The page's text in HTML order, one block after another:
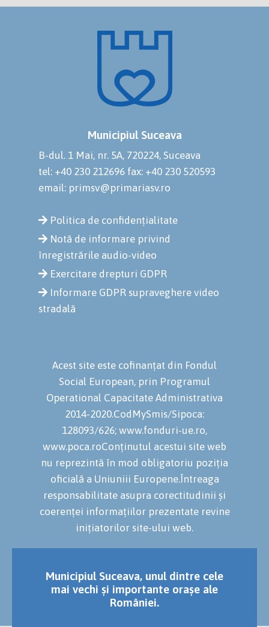
Municipiul Suceava
B-dul. 1 Mai, nr. 5A, 720224, Suceava
tel: +40 230 212696 fax: +40 230 520593
email: primsv@primariasv.ro
Politica de confidențialitate
Notă de informare privind
înregistrările audio-video
Exercitare drepturi GDPR
Informare GDPR supraveghere video
stradală
Acest site este cofinanțat din Fondul
Social European, prin Programul
Operational Capacitate Administrativa
2014-2020.CodMySmis/Sipoca:
128093/626; www.fonduri-ue.ro,
www.poca.roConținutul acestui site web
nu reprezintă în mod obligatoriu poziția
oficială a Uniuniii Europene.Întreaga
responsabilitate asupra corectitudinii și
coerenței informațiilor prezentate revine
inițiatorilor site-ului web.
Municipiul Suceava, unul dintre cele
mai vechi și importante orașe ale
României.